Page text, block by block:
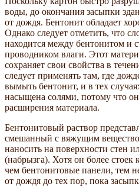
воды, до окончания засыпки
от дождя. Бентонит обладает
Однако следует отметить, что
находится между бентонитом и
проводником влаги. Этот
сохраняет свои свойства в
следует применять там, где
вымыть бентонит, и в тех
насыщена солями, потому что
расширения материала.
Бентонитовый раствор
смешанный с вяжущим
наносить на поверхности стен
(набрызга). Хотя он более
чем бентонитовые панели, тем
от дождя до тех пор, пока